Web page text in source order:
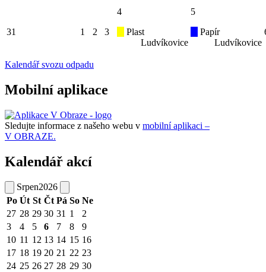
31 1 2 3
4
Plast
Ludvíkovice
5
Papír
Ludvíkovice
Kalendář svozu odpadu
Mobilní aplikace
Sledujte informace z našeho webu v mobilní aplikaci –
V OBRAZE.
Kalendář akcí
Srpen2026
Po Út St Čt Pá So Ne
27 28 29 30 31 1
2
3
4 5 6 7 8
9
10 11 12 13 14 15 16
17 18 19 20 21 22 23
24 25 26 27 28 29 30